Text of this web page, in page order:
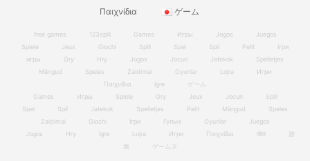
Παιχνίδια
ゲーム
free games 123spill Games Игры Jogos
Juegos
Spiele
Jeux Giochi Spill Spel Spil Pelit
Ігри
игры
Gry Hry Jogos Jocuri Jatekok
Spelletjes
Mängud
Speles Zaidimai Oyunlar Lojra
Игри
Παιχνίδια
Igre
ゲーム
Games
Игры Spiele Gry Jeux Jocuri
Spill
Spel
Spil Jatekok Spelletjes Pelit Mängud
Speles
Zaidimai
Giochi Ігри Гульні Oyunlar
Juegos
Jogos
Hry Igre Lojra Игри Παιχνίδια खेल
游
戏
ゲームズ